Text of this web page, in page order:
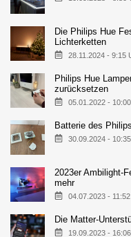
Die Philips Hue
Lichterketten
28.11.2024 - 9:15
Philips Hue
zurücksetzen
05.01.2022 -
Batterie des
30.09.2024 -
2023er Ambilight-
mehr
04.07.2023 -
Die Matter-
19.09.2023 -